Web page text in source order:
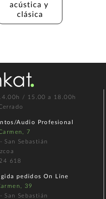
acústica y
clásica
/ 15.00 a 18.00h
Audio Profesional
7
San Sebastián
618
pedidos On Line
39
San Sebastián